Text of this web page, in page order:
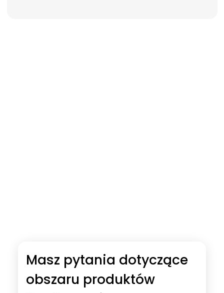
Masz pytania dotyczące
obszaru produktów